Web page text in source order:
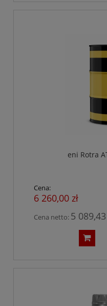
eni Rotra
Cena:
6 260,00 zł
Cena netto: 5 089,43